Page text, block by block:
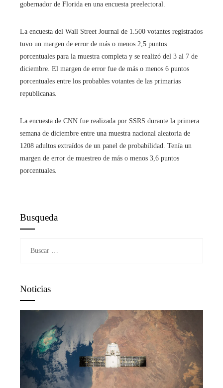
gobernador de Florida en una encuesta preelectoral.
La encuesta del Wall Street Journal de 1.500 votantes registrados
tuvo un margen de error de más o menos 2,5 puntos
porcentuales para la muestra completa y se realizó del 3 al 7 de
diciembre. El margen de error fue de más o menos 6 puntos
porcentuales entre los probables votantes de las primarias
republicanas.
La encuesta de CNN fue realizada por SSRS durante la primera
semana de diciembre entre una muestra nacional aleatoria de
1208 adultos extraídos de un panel de probabilidad. Tenía un
margen de error de muestreo de más o menos 3,6 puntos
porcentuales.
Busqueda
Noticias